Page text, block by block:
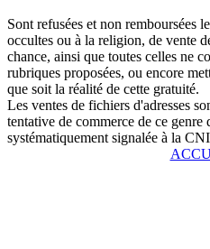
Sont refusées et non remboursées
occultes ou à la religion, de vente
chance, ainsi que toutes celles ne
rubriques proposées, ou encore
que soit la réalité de cette gratuité.
Les ventes de fichiers d'adresses
tentative de commerce de ce genre
systématiquement signalée à la